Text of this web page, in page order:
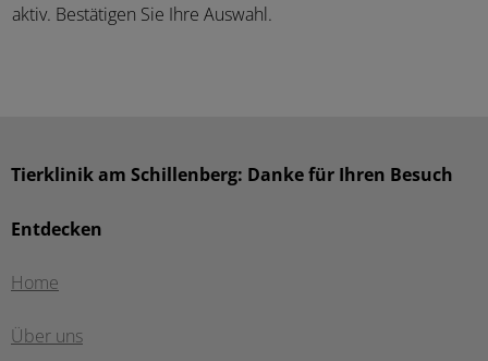
aktiv. Bestätigen Sie Ihre Auswahl.
Entdecken
Home
Über uns
Tierklinik am Schillenberg: Danke für Ihren Besuch